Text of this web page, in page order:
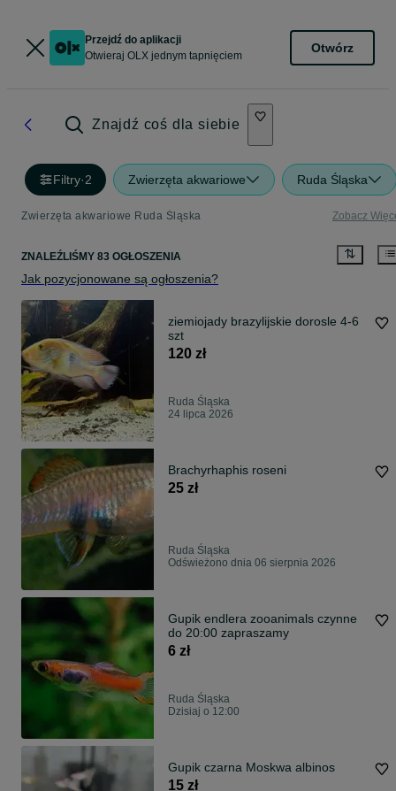
Przejdź do aplikacji
Otwieraj OLX jednym tapnięciem
Otwórz
Znajdź coś dla siebie
Filtry·2 Zwierzęta akwariowe Ruda Śląska
Zwierzęta akwariowe Ruda Śląska Zobacz
ZNALEŹLIŚMY 83 OGŁOSZENIA
Jak pozycjonowane są ogłoszenia?
ziemiojady brazylijskie dorosle 4-6
szt
120 zł
Ruda Śląska
24 lipca 2026
Brachyrhaphis roseni
25 zł
Ruda Śląska
Odświeżono dnia 06 sierpnia 2026
Gupik endlera zooanimals czynne
do 20:00 zapraszamy
6 zł
Ruda Śląska
Dzisiaj o 12:00
Gupik czarna Moskwa albinos
15 zł